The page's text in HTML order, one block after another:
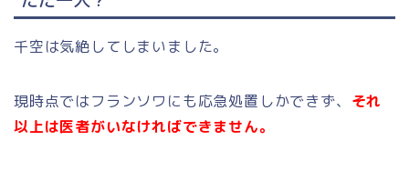
千空は気絶してしまいました。
現時点ではフランソワにも応急処置しかできず、 それ
以上は医者がいなければできません。